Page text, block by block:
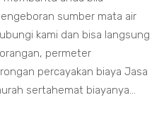
sumber mata air
kami dan bisa langsung
permeter
percayakan biaya Jasa
sertahemat biayanya...